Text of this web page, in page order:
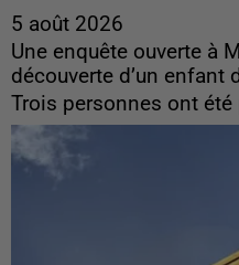
5 août 2026
Une enquête ouverte à
découverte d’un enfant
Trois personnes ont été